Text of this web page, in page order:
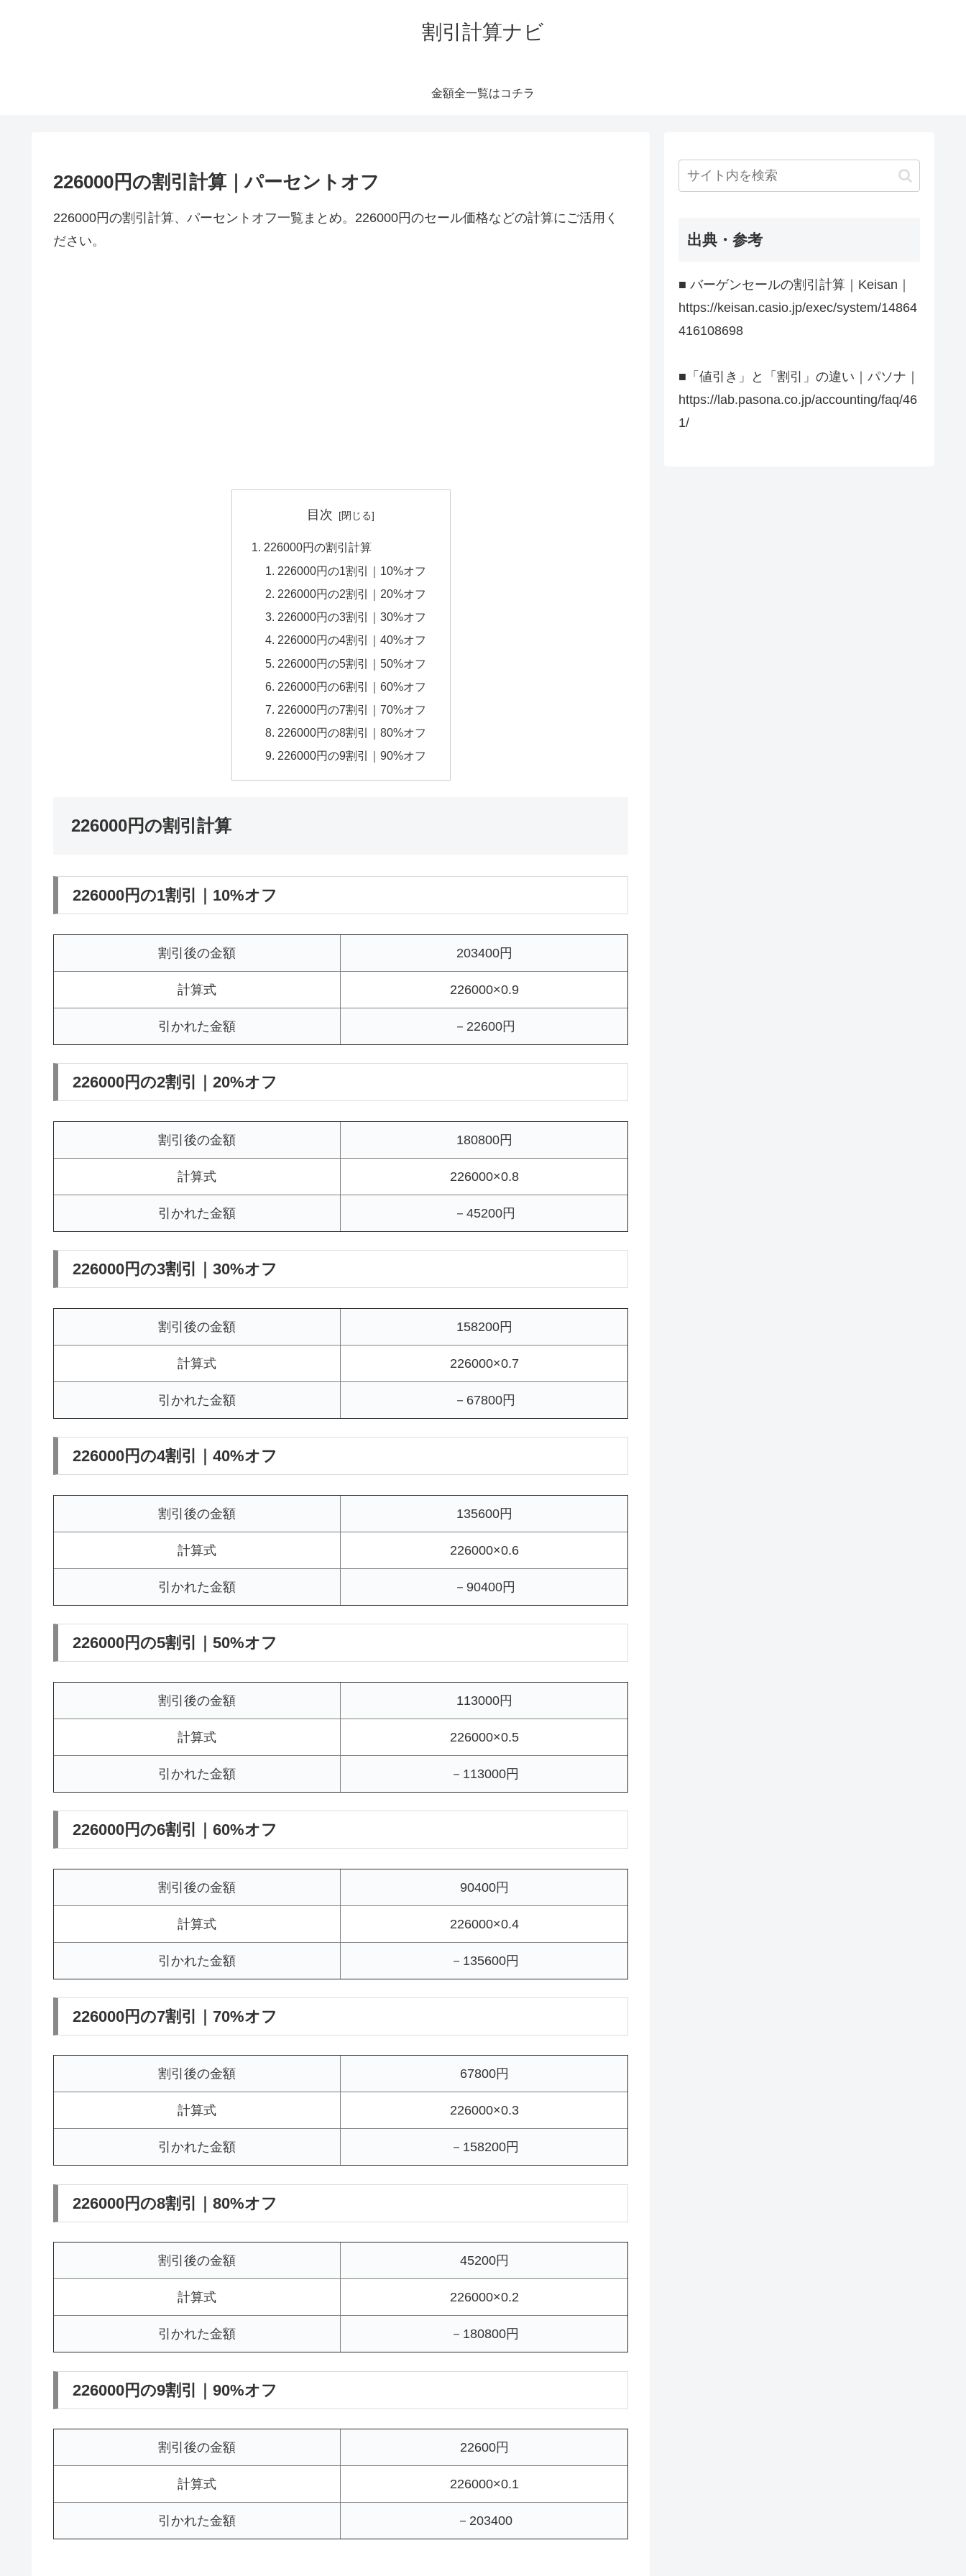
割引計算ナビ
金額全一覧はコチラ
226000円の割引計算｜パーセントオフ
226000円の割引計算、パーセントオフ一覧まとめ。226000円のセール価格などの計算にご活用く
ださい。
目次
226000円の割引計算
226000円の1割引｜10%オフ
226000円の2割引｜20%オフ
226000円の3割引｜30%オフ
226000円の4割引｜40%オフ
226000円の5割引｜50%オフ
226000円の6割引｜60%オフ
226000円の7割引｜70%オフ
226000円の8割引｜80%オフ
226000円の9割引｜90%オフ
226000円の割引計算
226000円の1割引｜10%オフ
割引後の金額 203400円
計算式 226000×0.9
引かれた金額 －22600円
226000円の2割引｜20%オフ
割引後の金額 180800円
計算式 226000×0.8
引かれた金額 －45200円
226000円の3割引｜30%オフ
割引後の金額 158200円
計算式 226000×0.7
引かれた金額 －67800円
226000円の4割引｜40%オフ
割引後の金額 135600円
計算式 226000×0.6
引かれた金額 －90400円
226000円の5割引｜50%オフ
割引後の金額 113000円
計算式 226000×0.5
引かれた金額 －113000円
226000円の6割引｜60%オフ
割引後の金額 90400円
計算式 226000×0.4
引かれた金額 －135600円
226000円の7割引｜70%オフ
割引後の金額 67800円
計算式 226000×0.3
引かれた金額 －158200円
226000円の8割引｜80%オフ
割引後の金額 45200円
計算式 226000×0.2
引かれた金額 －180800円
226000円の9割引｜90%オフ
割引後の金額 22600円
計算式 226000×0.1
引かれた金額 －203400
出典・参考
■ バーゲンセールの割引計算｜Keisan｜
https://keisan.casio.jp/exec/system/14864
416108698
■「値引き」と「割引」の違い｜パソナ｜
https://lab.pasona.co.jp/accounting/faq/46
1/